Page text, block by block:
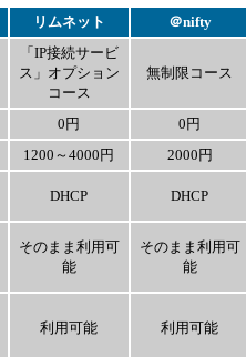
リムネット ＠nifty
「IP接続サービ
ス」オプション
コース
無制限コース
0円
0円
1200～4000円 2000円
DHCP DHCP
そのまま利用可
能
そのまま利用可
能
利用可能 利用可能